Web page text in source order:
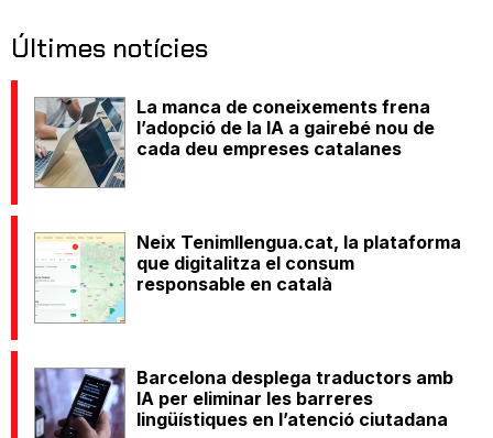
Últimes notícies
La manca de coneixements frena
l’adopció de la IA a gairebé nou de
cada deu empreses catalanes
Neix Tenimllengua.cat, la plataforma
que digitalitza el consum
responsable en català
Barcelona desplega traductors amb
IA per eliminar les barreres
lingüístiques en l’atenció ciutadana